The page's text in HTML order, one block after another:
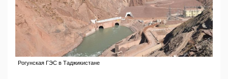
Рогунская ГЭС в Таджикистане